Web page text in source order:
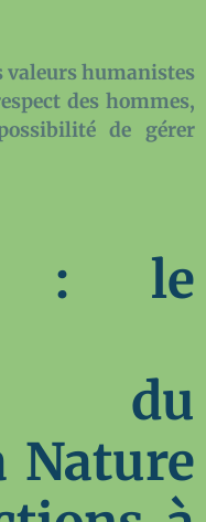
valeurs humanistes
des hommes,
de gérer
: le
du
Nature